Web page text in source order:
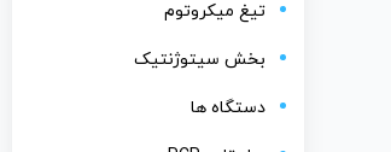
تیغ میکروتوم
بخش سیتوژنتیک
دستگاه ها